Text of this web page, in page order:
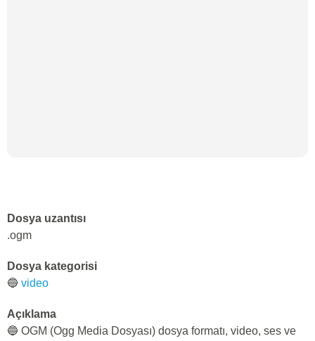
Dosya uzantısı
.ogm
Dosya kategorisi
🔵 video
Açıklama
🔵 OGM (Ogg Media Dosyası) dosya formatı, video, ses ve